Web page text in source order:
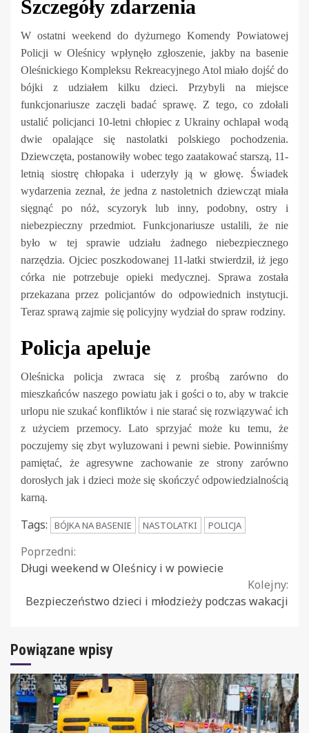
Szczegóły zdarzenia
W ostatni weekend do dyżurnego Komendy Powiatowej
Policji w Oleśnicy wpłynęło zgłoszenie, jakby na basenie
Oleśnickiego Kompleksu Rekreacyjnego Atol miało dojść do
bójki z udziałem kilku dzieci. Przybyli na miejsce
funkcjonariusze zaczęli badać sprawę. Z tego, co zdołali
ustalić policjanci 10-letni chłopiec z Ukrainy ochlapał wodą
dwie opalające się nastolatki polskiego pochodzenia.
Dziewczęta, postanowiły wobec tego zaatakować starszą, 11-
letnią siostrę chłopaka i uderzyły ją w głowę. Świadek
wydarzenia zeznał, że jedna z nastoletnich dziewcząt miała
sięgnąć po nóż, scyzoryk lub inny, podobny, ostry i
niebezpieczny przedmiot. Funkcjonariusze ustalili, że nie
było w tej sprawie udziału żadnego niebezpiecznego
narzędzia. Ojciec poszkodowanej 11-latki stwierdził, iż jego
córka nie potrzebuje opieki medycznej. Sprawa została
przekazana przez policjantów do odpowiednich instytucji.
Teraz sprawą zajmie się policyjny wydział do spraw rodziny.
Policja apeluje
Oleśnicka policja zwraca się z prośbą zarówno do
mieszkańców naszego powiatu jak i gości o to, aby w trakcie
urlopu nie szukać konfliktów i nie starać się rozwiązywać ich
z użyciem przemocy. Lato sprzyjać może ku temu, że
poczujemy się zbyt wyluzowani i pewni siebie. Powinniśmy
pamiętać, że agresywne zachowanie ze strony zarówno
dorosłych jak i dzieci może się skończyć odpowiedzialnością
karną.
Tags: BÓJKA NA BASENIE NASTOLATKI POLICJA
Continue
Reading
Poprzedni:
Długi weekend w Oleśnicy i w powiecie
Kolejny:
Bezpieczeństwo dzieci i młodzieży podczas wakacji
Powiązane wpisy